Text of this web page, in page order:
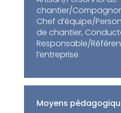
chantier/
Chef d’équipe/
de chantier,
Responsable/
l’entreprise
Moyens